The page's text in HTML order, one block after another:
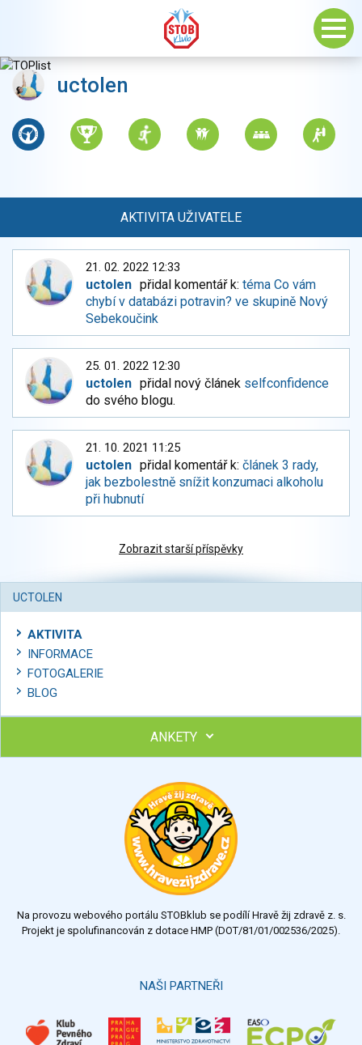
uctolen
AKTIVITA UŽIVATELE
21. 02. 2022 12:33
uctolen přidal komentář k:téma Co vám
chybí v databázi potravin? ve skupině Nový
Sebekoučink
25. 01. 2022 12:30
uctolen přidal nový článek selfconfidence
do svého blogu.
21. 10. 2021 11:25
uctolen přidal komentář k:článek 3 rady,
jak bezbolestně snížit konzumaci alkoholu
při hubnutí
Zobrazit starší příspěvky
UCTOLEN
AKTIVITA
INFORMACE
FOTOGALERIE
BLOG
ANKETY
Výsledky Všechny ankety
Na provozu webového portálu STOBklub se podílí Hravě žij zdravě z. s.
Projekt je spolufinancován z dotace HMP (DOT/81/01/002536/2025).
NAŠI PARTNEŘI